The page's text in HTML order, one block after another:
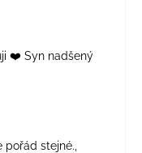
z 5 hvězdiček.
❤️ Syn nadšený
z 5 hvězdiček.
stejné.,